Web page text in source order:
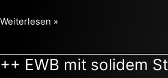
Weiterlesen »
++ EWB mit solidem
++